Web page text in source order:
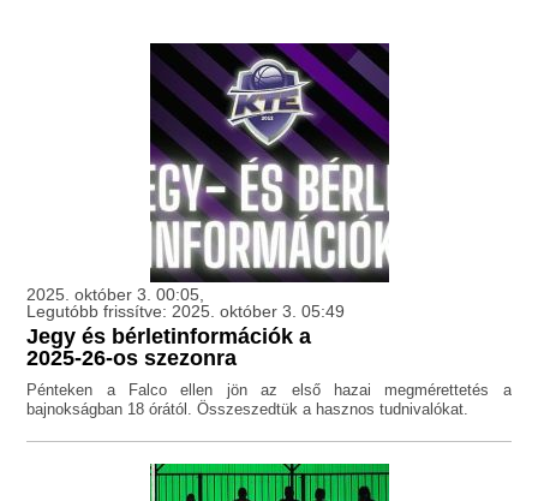
2025. október 3. 00:05,
Legutóbb frissítve: 2025. október 3. 05:49
Jegy és bérletinformációk a
2025-26-os szezonra
Pénteken a Falco ellen jön az első hazai megmérettetés a
bajnokságban 18 órától. Összeszedtük a hasznos tudnivalókat.